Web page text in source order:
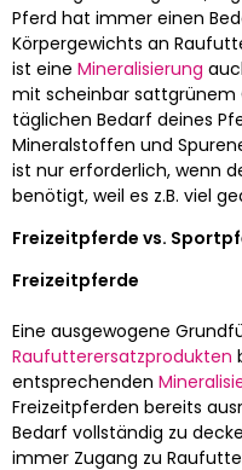
Pferd hat immer einen
Körpergewichts an
ist eine Mineralisierung
mit scheinbar sattgrünem
täglichen Bedarf deines
Mineralstoffen und
ist nur erforderlich, wenn
benötigt, weil es z.B. viel
Freizeitpferde vs.
Freizeitpferde
Eine ausgewogene
Raufutterersatzprodukten
entsprechenden
Freizeitpferden bereits
Bedarf vollständig zu
immer Zugang zu